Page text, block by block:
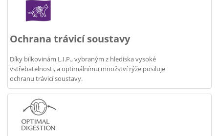
Ochrana trávicí soustavy
Díky bílkovinám L.I.P., vybraným z hlediska vysoké
vstřebatelnosti, a optimálnímu množství rýže posiluje
ochranu trávicí soustavy.